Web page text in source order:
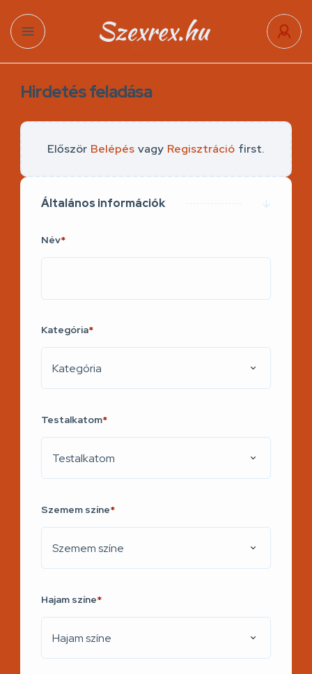
Hirdetés feladása
Először Belépés vagy Regisztráció first.
Általános információk
Név*
Kategória*
Kategória
Testalkatom*
Testalkatom
Szemem színe*
Szemem színe
Hajam színe*
Hajam színe